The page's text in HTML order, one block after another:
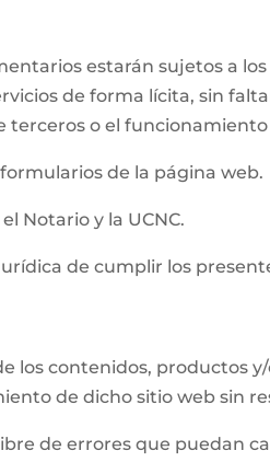
estarán sujetos a
de forma lícita, sin
o el
de la página web.
Notario y la UCNC.
de cumplir los
los contenidos, productos
de dicho sitio web sin
de errores que puedan